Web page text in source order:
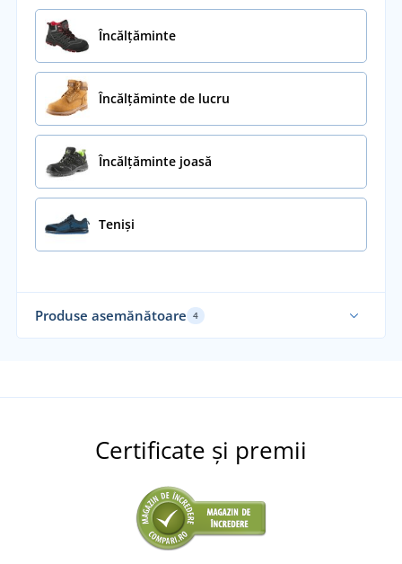
Încălţăminte
Încălțăminte de lucru
Încălțăminte joasă
Teniși
Produse asemănătoare 4
Certificate și premii